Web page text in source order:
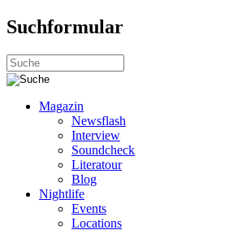
Suchformular
Magazin
Newsflash
Interview
Soundcheck
Literatour
Blog
Nightlife
Events
Locations